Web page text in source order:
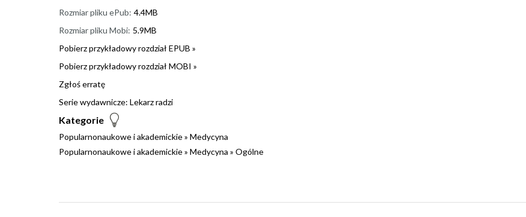
Rozmiar pliku ePub: 4.4MB
Rozmiar pliku Mobi: 5.9MB
Pobierz przykładowy rozdział EPUB »
Pobierz przykładowy rozdział MOBI »
Zgłoś erratę
Serie wydawnicze: Lekarz radzi
Kategorie
Popularnonaukowe i akademickie» Medycyna
Popularnonaukowe i akademickie» Medycyna » Ogólne